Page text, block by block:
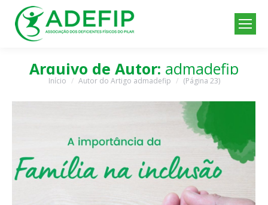
Arquivo de Autor: admadefip
Você está aqui:
Início Autor do Artigo admadefip (Página 23)